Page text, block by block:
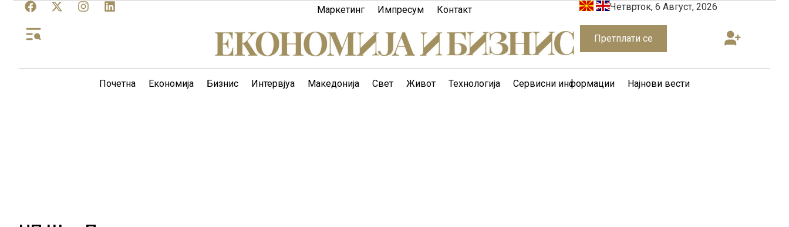
Маркетинг Импресум Контакт Четврток, 6 Август, 2026
Претплати се
Почетна Економија Бизнис Интервјуа Македонија Свет Живот Технологија Сервисни информации Најнови вести